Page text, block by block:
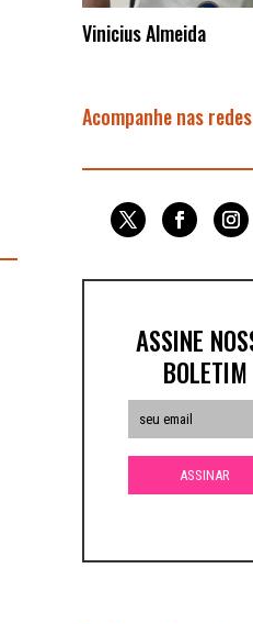
Vinicius Almeida
Acompanhe nas redes
ASSINE
BOLETIM